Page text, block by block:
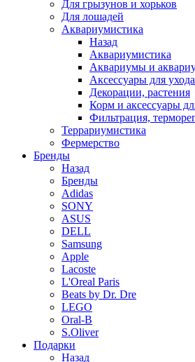
Для грызунов и хорьков
Для лошадей
Аквариумистика
Назад
Аквариумистика
Аквариумы и
Аксессуары для ухода
Декорации, растения
Корм и аксессуары
Фильтрация,
Террариумистика
Фермерство
Бренды
Назад
Бренды
Adidas
SONY
ASUS
DELL
Samsung
Apple
Lacoste
L'Oreal Paris
Beats by Dr. Dre
LEGO
Oral-B
S.Oliver
Подарки
Назад